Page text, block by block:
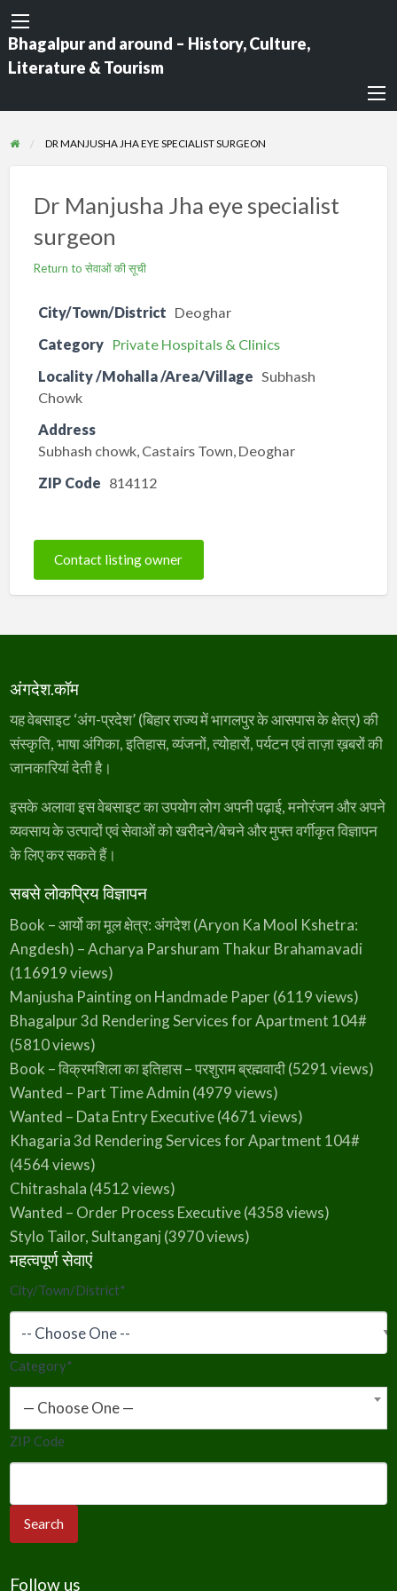
Bhagalpur and around – History, Culture,
Literature & Tourism
DR MANJUSHA JHA EYE SPECIALIST SURGEON
Dr Manjusha Jha eye specialist
surgeon
Return to सेवाओं की सूची
City/Town/District Deoghar
Category Private Hospitals & Clinics
Locality /Mohalla /Area/Village Subhash
Chowk
Address
Subhash chowk, Castairs Town, Deoghar
ZIP Code 814112
Contact listing owner
अंगदेश.कॉम
यह वेबसाइट ‘अंग-प्रदेश’ (बिहार राज्य में भागलपुर के आसपास के क्षेत्र) की
संस्कृति, भाषा अंगिका, इतिहास, व्यंजनों, त्योहारों, पर्यटन एवं ताज़ा ख़बरों की
जानकारियां देती है।
इसके अलावा इस वेबसाइट का उपयोग लोग अपनी पढ़ाई, मनोरंजन और अपने
व्यवसाय के उत्पादों एवं सेवाओं को खरीदने/बेचने और मुफ्त वर्गीकृत विज्ञापन
के लिए कर सकते हैं।
सबसे लोकप्रिय विज्ञापन
Book – आर्यो का मूल क्षेत्र: अंगदेश (Aryon Ka Mool Kshetra:
Angdesh) – Acharya Parshuram Thakur Brahamavadi
(116919 views)
Manjusha Painting on Handmade Paper(6119 views)
Bhagalpur 3d Rendering Services for Apartment 104#
(5810 views)
Book – विक्रमशिला का इतिहास – परशुराम ब्रह्मवादी(5291 views)
Wanted – Part Time Admin (4979 views)
Wanted – Data Entry Executive(4671 views)
Khagaria 3d Rendering Services for Apartment 104#
(4564 views)
Chitrashala (4512 views)
Wanted – Order Process Executive(4358 views)
Stylo Tailor, Sultanganj (3970 views)
महत्वपूर्ण सेवाएं
City/Town/District*
Category*
— Choose One —
ZIP Code
Follow us